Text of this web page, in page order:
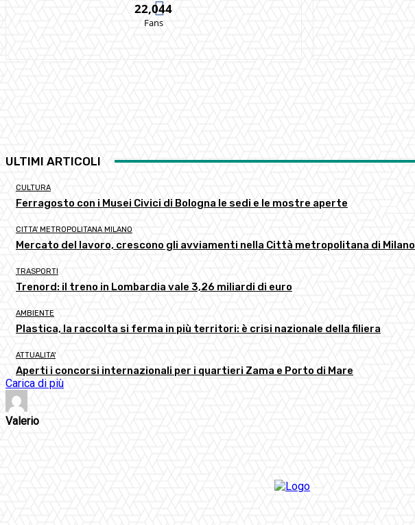
22,044
Fans
ULTIMI ARTICOLI
CULTURA
Ferragosto con i Musei Civici di Bologna le sedi e le mostre aperte
CITTA' METROPOLITANA MILANO
Mercato del lavoro, crescono gli avviamenti nella Città metropolitana di Milano
TRASPORTI
Trenord: il treno in Lombardia vale 3,26 miliardi di euro
AMBIENTE
Plastica, la raccolta si ferma in più territori: è crisi nazionale della filiera
ATTUALITA'
Aperti i concorsi internazionali per i quartieri Zama e Porto di Mare
Carica di più
Valerio